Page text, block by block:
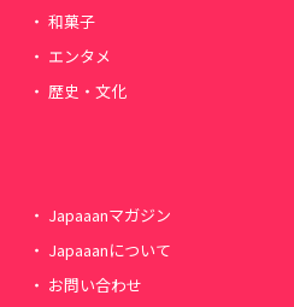
和菓子
エンタメ
歴史・文化
Japaaanマガジン
Japaaanについて
お問い合わせ